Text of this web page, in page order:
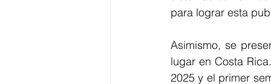
para lograr esta
Asimismo, se
lugar en Costa
2025 y el primer